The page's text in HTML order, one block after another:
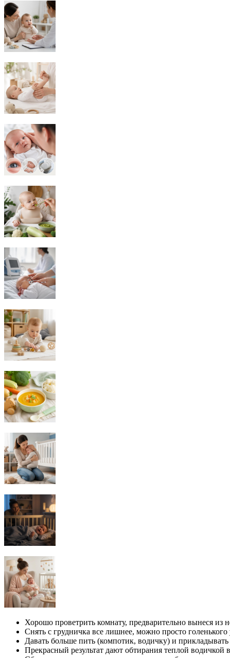
Хорошо проветрить комнату, предварительно вынеся из
Снять с грудничка все лишнее, можно просто
Давать больше пить (компотик, водичку) и
Прекрасный результат дают обтирания теплой